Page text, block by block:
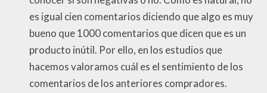
es igual cien comentarios diciendo que algo es muy
bueno que 1000 comentarios que dicen que es un
producto inútil. Por ello, en los estudios que
hacemos valoramos cuál es el sentimiento de los
comentarios de los anteriores compradores.